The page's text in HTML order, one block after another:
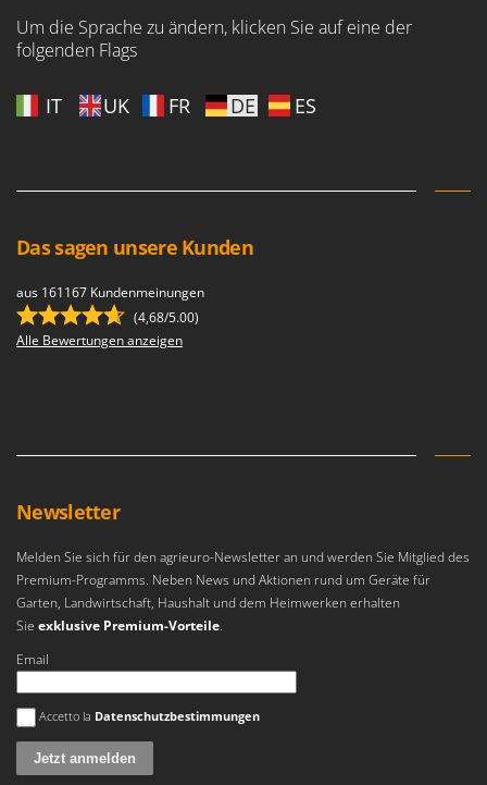
Um die Sprache zu ändern, klicken Sie auf eine der
folgenden Flags
IT UK FR DE ES
Das sagen unsere Kunden
aus 161167 Kundenmeinungen
(4,68/5.00)
Alle Bewertungen anzeigen
Newsletter
Melden Sie sich für den agrieuro-Newsletter an und werden Sie Mitglied des
Premium-Programms. Neben News und Aktionen rund um Geräte für
Garten, Landwirtschaft, Haushalt und dem Heimwerken erhalten
Sie exklusive Premium-Vorteile.
Email
Es ist ein Fehler aufgetreten
Accetto la Datenschutzbestimmungen